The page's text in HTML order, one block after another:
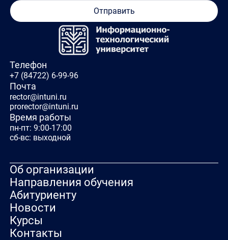
Телефон
+7 (84722) 6-99-96
Почта
rector@intuni.ru
prorector@intuni.ru
Время работы
пн-пт: 9:00-17:00
сб-вс: выходной
Об организации
Направления обучения
Абитуриенту
Новости
Курсы
Контакты
Отправить